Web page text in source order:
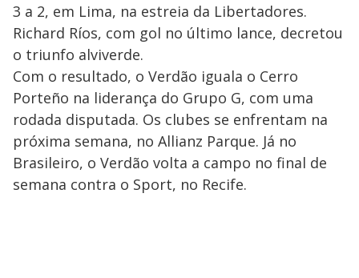
3 a 2, em Lima, na estreia da Libertadores.
Richard Ríos, com gol no último lance, decretou
o triunfo alviverde.
Com o resultado, o Verdão iguala o Cerro
Porteño na liderança do Grupo G, com uma
rodada disputada. Os clubes se enfrentam na
próxima semana, no Allianz Parque. Já no
Brasileiro, o Verdão volta a campo no final de
semana contra o Sport, no Recife.